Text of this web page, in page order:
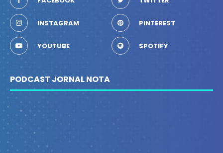
INSTAGRAM PINTEREST
YOUTUBE SPOTIFY
PODCAST JORNAL NOTA